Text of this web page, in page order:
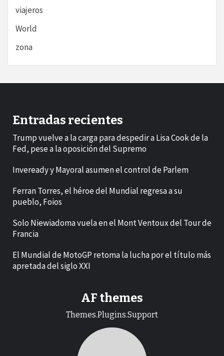
viajeros
World
zona
Entradas recientes
Trump vuelve a la carga para despedir a Lisa Cook de la
Fed, pese a la oposición del Supremo
Inveready y Mayoral asumen el control de Parlem
Ferran Torres, el héroe del Mundial regresa a su
pueblo, Foios
Solo Niewiadoma vuela en el Mont Ventoux del Tour de
Francia
El Mundial de MotoGP retoma la lucha por el título más
apretada del siglo XXI
AF themes
Themes.Plugins.Support